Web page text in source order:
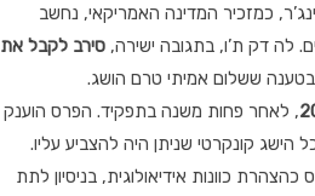
כמזכיר המדינה האמריקאי, נחשב
לה דק ת’ו, בתגובה ישירה, סירב לקבל את
בטענה ששלום אמיתי טרם הושג.
, לאחר פחות משנה בתפקיד. הפרס הוענק
הישג קונקרטי שניתן היה להצביע עליו.
כוונות אידיאולוגית, בניסיון לתת